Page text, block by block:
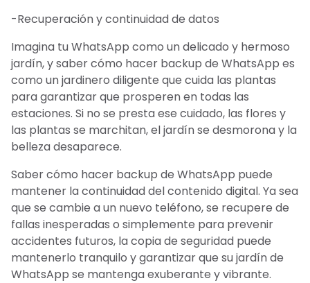
-Recuperación y continuidad de datos
Imagina tu WhatsApp como un delicado y hermoso
jardín, y saber cómo hacer backup de WhatsApp es
como un jardinero diligente que cuida las plantas
para garantizar que prosperen en todas las
estaciones. Si no se presta ese cuidado, las flores y
las plantas se marchitan, el jardín se desmorona y la
belleza desaparece.
Saber cómo hacer backup de WhatsApp puede
mantener la continuidad del contenido digital. Ya sea
que se cambie a un nuevo teléfono, se recupere de
fallas inesperadas o simplemente para prevenir
accidentes futuros, la copia de seguridad puede
mantenerlo tranquilo y garantizar que su jardín de
WhatsApp se mantenga exuberante y vibrante.